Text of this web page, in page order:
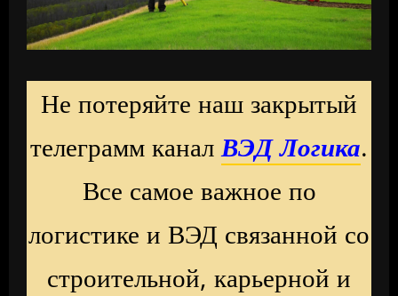
Не потеряйте наш закрытый
телеграмм каналВЭД Логика.
Все самое важное по
логистике и ВЭД связанной со
строительной, карьерной и